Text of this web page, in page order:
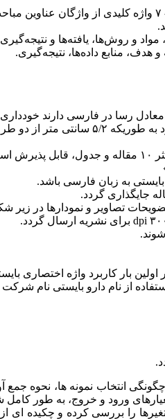
.
.
رسا در فارسی دارند
متر از دو طرف کاغذ فاصله داشته باشد
به زبان فارسی باشد.
جایگذاری گردد.
تصاویر و نمودارها در
dpi برای نشریه ارسال گردد.
بار کاربرد واژه اختصاری
از نام دارو بایستی نام
.
انتخاب نمونه ها، نحوه
ورود و خروج، به طور کامل
را بررسی کرده و چکیده ای